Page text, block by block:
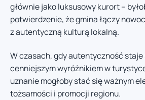
głównie jako luksusowy kurort –
potwierdzenie, że gmina łączy
z autentyczną kulturą lokalną.
W czasach, gdy autentyczność staje
cenniejszym wyróżnikiem w
uznanie mogłoby stać się ważnym
tożsamości i promocji regionu.